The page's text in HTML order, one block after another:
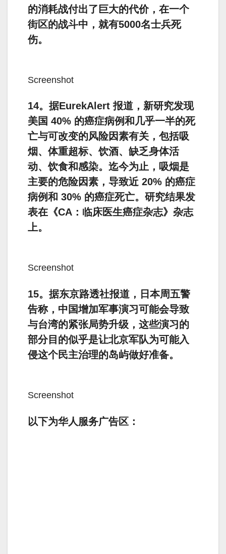
的消耗战付出了巨大的代价，在一个
街区的战斗中，就有5000名士兵死
伤。
Screenshot
14。据EurekAlert 报道，新研究发现
美国 40% 的癌症病例和几乎一半的死
亡与可改变的风险因素有关，包括吸
烟、体重超标、饮酒、缺乏身体活
动、饮食和感染。迄今为止，吸烟是
主要的危险因素，导致近 20% 的癌症
病例和 30% 的癌症死亡。研究结果发
表在《CA：临床医生癌症杂志》杂志
上。
Screenshot
15。据东京路透社报道，日本周五警
告称，中国增加军事演习可能会导致
与台湾的紧张局势升级，这些演习的
部分目的似乎是让北京军队为可能入
侵这个民主治理的岛屿做好准备。
Screenshot
以下为华人服务广告区：